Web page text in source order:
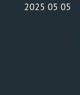
2025 05 05